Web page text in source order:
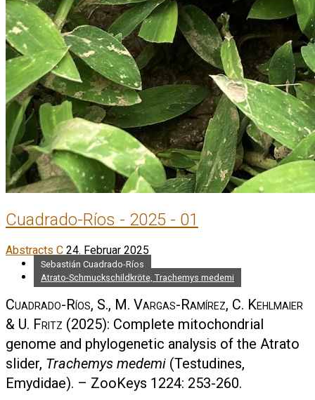
Cuadrado-Ríos - 2025 - 01
Abstracts C 24. Februar 2025
Sebastián Cuadrado-Ríos
Atrato-Schmuckschildkröte, Trachemys medemi
Cuadrado-Ríos, S., M. Vargas-Ramírez, C. Kehlmaier
& U. Fritz (2025): Complete mitochondrial
genome and phylogenetic analysis of the Atrato
slider, Trachemys medemi (Testudines,
Emydidae). – ZooKeys 1224: 253-260.